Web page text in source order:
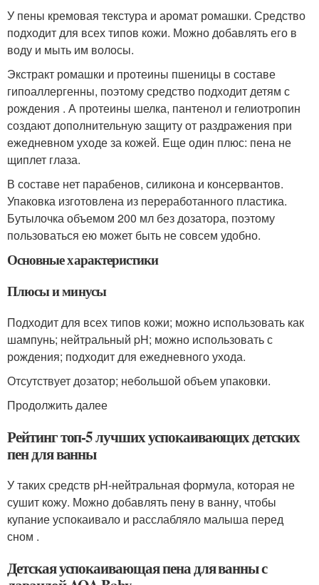
У пены кремовая текстура и аромат ромашки. Средство
подходит для всех типов кожи. Можно добавлять его в
воду и мыть им волосы.
Экстракт ромашки и протеины пшеницы в составе
гипоаллергенны, поэтому средство подходит детям с
рождения . А протеины шелка, пантенол и гелиотропин
создают дополнительную защиту от раздражения при
ежедневном уходе за кожей. Еще один плюс: пена не
щиплет глаза.
В составе нет парабенов, силикона и консервантов.
Упаковка изготовлена из переработанного пластика.
Бутылочка объемом 200 мл без дозатора, поэтому
пользоваться ею может быть не совсем удобно.
Основные характеристики
Плюсы и минусы
Подходит для всех типов кожи; можно использовать как
шампунь; нейтральный pH; можно использовать с
рождения; подходит для ежедневного ухода.
Отсутствует дозатор; небольшой объем упаковки.
Продолжить далее
Рейтинг топ-5 лучших успокаивающих детских
пен для ванны
У таких средств pH-нейтральная формула, которая не
сушит кожу. Можно добавлять пену в ванну, чтобы
купание успокаивало и расслабляло малыша перед
сном .
Детская успокаивающая пена для ванны с